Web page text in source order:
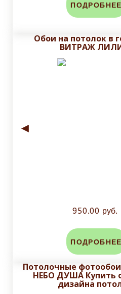
ПОДРОБНЕЕ
Обои на потолок в
ВИТРАЖ
◄
950.00 руб.
ПОДРОБНЕЕ
Потолочные
НЕБО ДУША Купить
дизайна